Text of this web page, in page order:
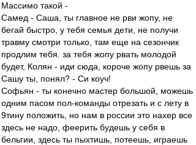
Массимо такой -
Самед - Саша, ты главное не рви жопу, не
бегай быстро, у тебя семья дети, не получи
травму смотри только, там еще на сезончик
продлим тебя. за тебя жопу рвать молодой
будет, Колян - иди сюда, короче жопу рвешь за
Сашу ты, понял? - Си коуч!
Софьян - ты конечно мастер большой, можешь
одним пасом пол-команды отрезать и с лету в
9тину положить, но нам в россии это нахер все
здесь не надо, феерить будешь у себя в
бельгии, здесь ты пыхтишь, потеешь, играешь